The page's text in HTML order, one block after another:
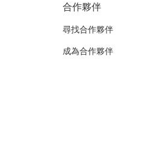
合作夥伴
尋找合作夥伴
成為合作夥伴